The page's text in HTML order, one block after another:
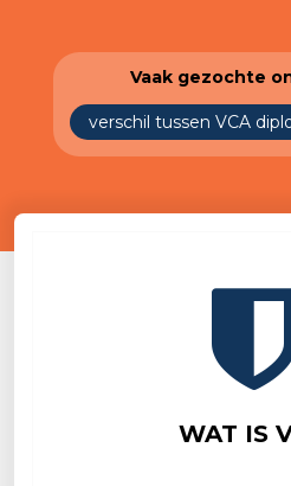
Vaak gezochte
verschil tussen VCA
WAT IS